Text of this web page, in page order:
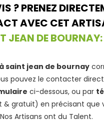
? PRENEZ
AVEC CET
JEAN DE BOURNAY:
saint jean de bournay
pouvez le contacter
ci-dessous, ou par
& gratuit) en précisant que
Artisans ont du Talent.